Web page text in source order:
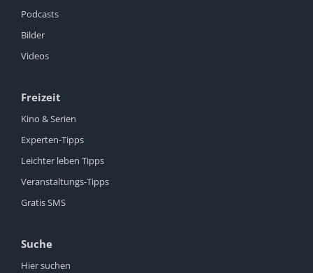
Podcasts
Bilder
Videos
Freizeit
Kino & Serien
Experten-Tipps
Leichter leben Tipps
Veranstaltungs-Tipps
Gratis SMS
Suche
Hier suchen